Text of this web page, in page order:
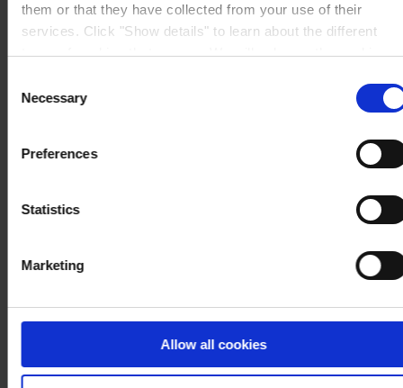
them or that they have collected from your use of their
services. Click "Show details" to learn about the different
types of cookies that we use. We will only use the cookies
cookies after having received your consent. You may
withdraw your consent at any time by using the link in our
. If you would like to know more how we
process your personal data, please visit our
Selection
Necessary
Preferences
Statistics
Marketing
Allow all cookies